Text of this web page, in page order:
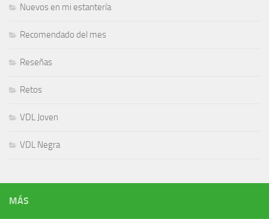
Nuevos en mi estantería
Recomendado del mes
Reseñas
Retos
VDL Joven
VDL Negra
MÁS